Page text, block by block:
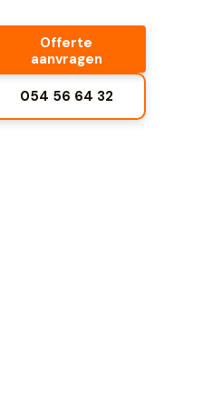
Offerte
aanvragen
054 56 64 32